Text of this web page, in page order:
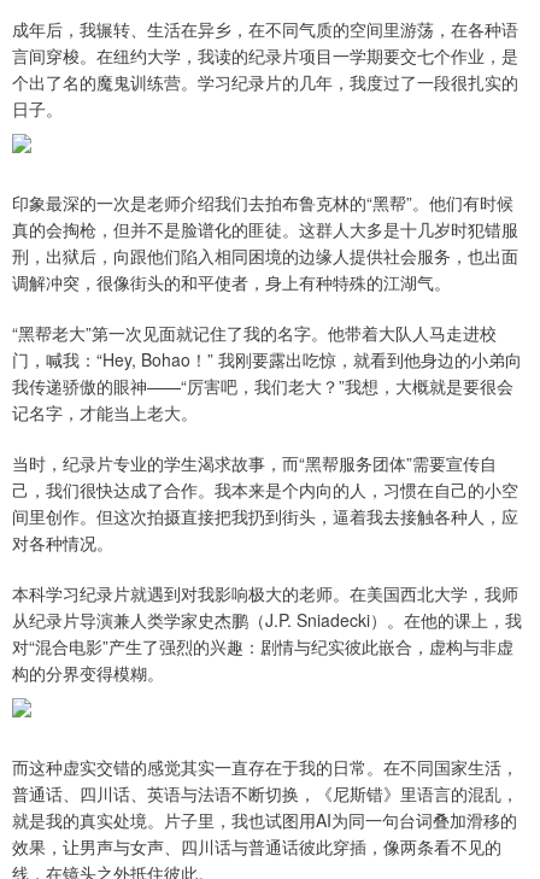
成年后，我辗转、生活在异乡，在不同气质的空间里游荡，在各种语
言间穿梭。在纽约大学，我读的纪录片项目一学期要交七个作业，是
个出了名的魔鬼训练营。学习纪录片的几年，我度过了一段很扎实的
日子。
印象最深的一次是老师介绍我们去拍布鲁克林的“黑帮”。他们有时候
真的会掏枪，但并不是脸谱化的匪徒。这群人大多是十几岁时犯错服
刑，出狱后，向跟他们陷入相同困境的边缘人提供社会服务，也出面
调解冲突，很像街头的和平使者，身上有种特殊的江湖气。
“黑帮老大”第一次见面就记住了我的名字。他带着大队人马走进校
门，喊我：“Hey, Bohao！” 我刚要露出吃惊，就看到他身边的小弟向
我传递骄傲的眼神——“厉害吧，我们老大？”我想，大概就是要很会
记名字，才能当上老大。
当时，纪录片专业的学生渴求故事，而“黑帮服务团体”需要宣传自
己，我们很快达成了合作。我本来是个内向的人，习惯在自己的小空
间里创作。但这次拍摄直接把我扔到街头，逼着我去接触各种人，应
对各种情况。
本科学习纪录片就遇到对我影响极大的老师。在美国西北大学，我师
从纪录片导演兼人类学家史杰鹏（J.P. Sniadecki）。在他的课上，我
对“混合电影”产生了强烈的兴趣：剧情与纪实彼此嵌合，虚构与非虚
构的分界变得模糊。
而这种虚实交错的感觉其实一直存在于我的日常。在不同国家生活，
普通话、四川话、英语与法语不断切换，《尼斯错》里语言的混乱，
就是我的真实处境。片子里，我也试图用AI为同一句台词叠加滑移的
效果，让男声与女声、四川话与普通话彼此穿插，像两条看不见的
线，在镜头之外抵住彼此。